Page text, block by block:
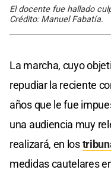
El docente fue hallado
Crédito: Manuel Fabatía.
La marcha, cuyo
repudiar la reciente
años que le fue
una audiencia muy
realizará, en los
medidas cautelares